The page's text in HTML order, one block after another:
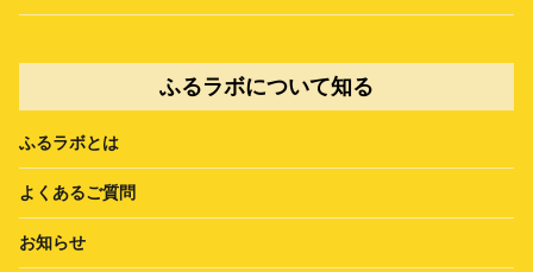
ふるラボについて知る
ふるラボとは
よくあるご質問
お知らせ